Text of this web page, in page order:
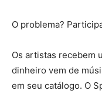
O problema?
Os artistas recebem
dinheiro vem de
em seu catálogo. O